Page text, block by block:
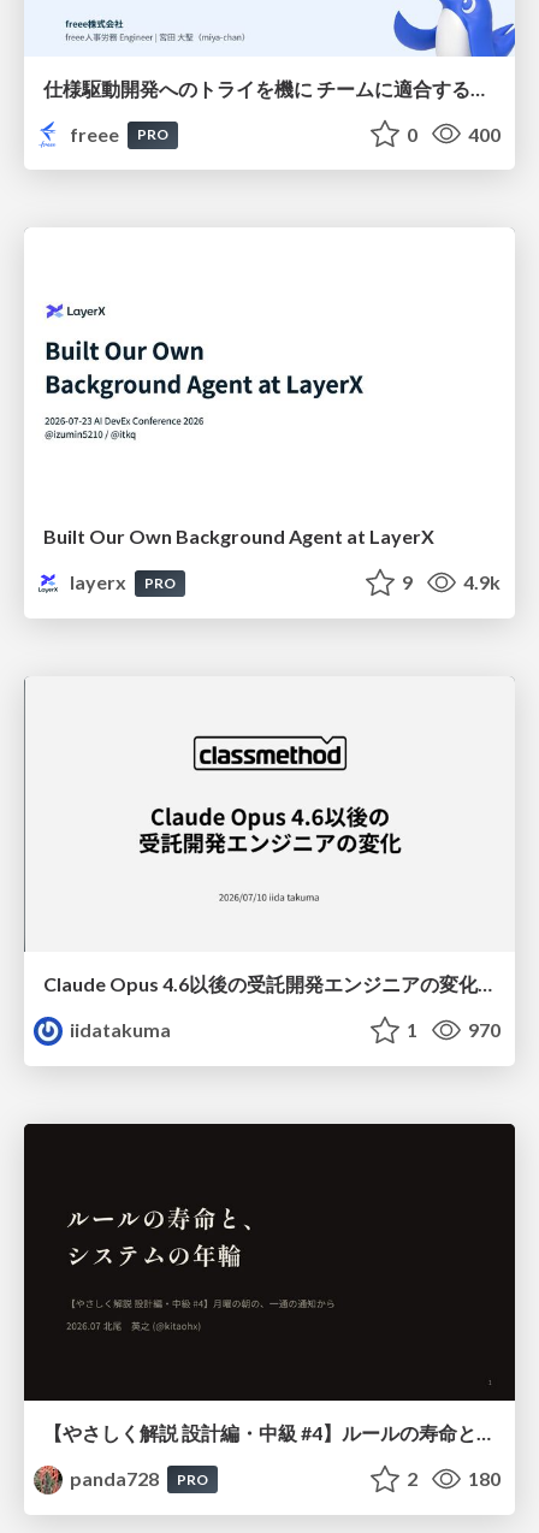
freee
PRO 0 400
Built Our Own Background Agent at LayerX
layerx
PRO 9 4.9k
Claude Opus 4.6以後の受託開発エンジニアの変化(Claude Code開発ノウハウ大公開スペシャルbyクラスメソッド)
iidatakuma
1 970
panda728
PRO 2 180